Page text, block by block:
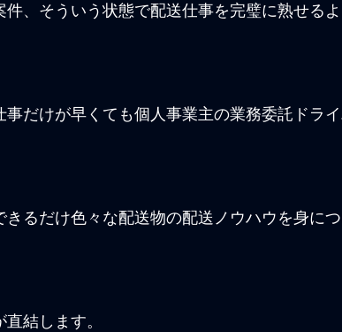
、そういう状態で配送仕事を完璧に熟せる
だけが早くても個人事業主の業務委託ドラ
るだけ色々な配送物の配送ノウハウを身に
結します。